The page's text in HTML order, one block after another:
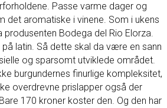
Passe varme dager og
det aromatiske i vinene. Som i ukens
produsenten Bodega del Rio Elorza.
latin. Så dette skal da være en sann
og sparsomt utviklede området.
burgundernes finurlige kompleksitet,
overdrevne prislapper også der
170 kroner koster den. Og den har